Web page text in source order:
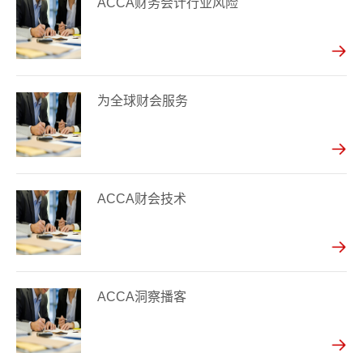
ACCA财务会计行业风险
为全球财会服务
ACCA财会技术
ACCA洞察播客